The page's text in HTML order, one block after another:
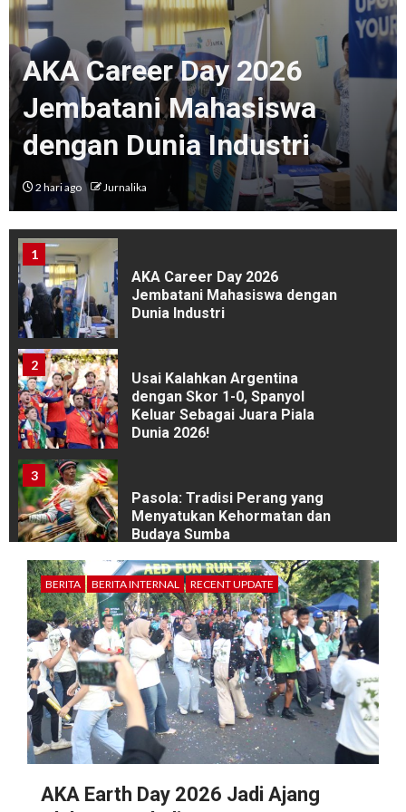
AKA Career Day 2026
Jembatani Mahasiswa
dengan Dunia Industri
2 hari ago Jurnalika
4
Kayu: Material Biologis yang
“Hampir Tak Mungkin Ada”
5
Kabinet Nawasena Saswara
Periode 2026/2027 Resmi
Dilantik, Forum Berlangsung
Interaktif
1
AKA Career Day 2026
Jembatani Mahasiswa dengan
Dunia Industri
2
Usai Kalahkan Argentina
dengan Skor 1-0, Spanyol
Keluar Sebagai Juara Piala
Dunia 2026!
3
Pasola: Tradisi Perang yang
Menyatukan Kehormatan dan
Budaya Sumba
4
Kayu: Material Biologis yang
“Hampir Tak Mungkin Ada”
5
Kabinet Nawasena Saswara
Periode 2026/2027 Resmi
Dilantik, Forum Berlangsung
Interaktif
BERITA BERITA INTERNAL RECENT UPDATE
AKA Earth Day 2026 Jadi Ajang